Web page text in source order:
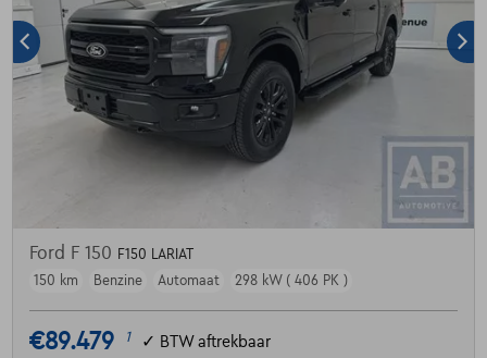
Ford F 150 F150 LARIAT
150 km
Benzine Automaat 298 kW ( 406 PK )
€89.479 1 ✓ BTW aftrekbaar